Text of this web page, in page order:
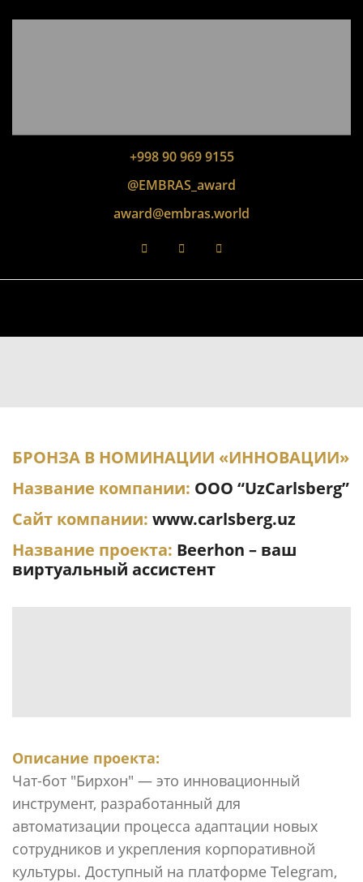
+998 90 969 9155
@EMBRAS_award
award@embras.world
БРОНЗА В НОМИНАЦИИ «ИННОВАЦИИ»
Название компании: OOO “UzCarlsberg”
Сайт компании: www.carlsberg.uz
Название проекта: Beerhon – ваш
виртуальный ассистент
Описание проекта:
Чат-бот "Бирхон" — это инновационный
инструмент, разработанный для
автоматизации процесса адаптации новых
сотрудников и укрепления корпоративной
культуры. Доступный на платформе Telegram,